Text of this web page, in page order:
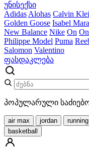
უნისექსი
Adidas Alohas Calvin
Golden Goose Isabel
New Balance Nike On
Philippe Model Puma
Salomon Valentino
ფასდაკლება
პოპულარული
air max jordan
basketball